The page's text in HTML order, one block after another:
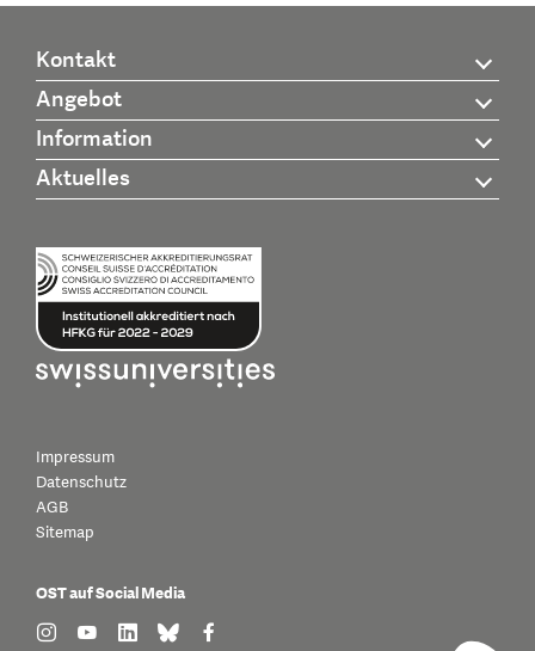
Kontakt
Angebot
Information
Aktuelles
Impressum
Datenschutz
AGB
Sitemap
OST auf Social Media
find us on: instagram
find us on: youtube
find us on: linkedin
find us on: bluesky
find us on: facebook